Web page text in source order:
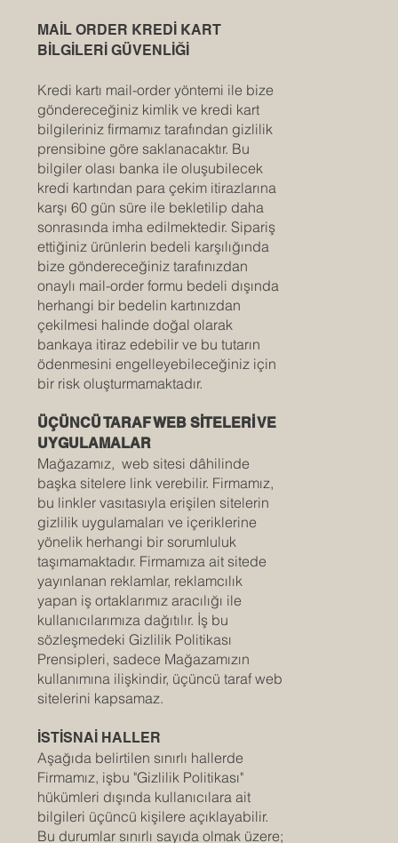
MAİL ORDER KREDİ KART
BİLGİLERİ GÜVENLİĞİ
Kredi kartı mail-order yöntemi ile bize
göndereceğiniz kimlik ve kredi kart
bilgileriniz firmamız tarafından gizlilik
prensibine göre saklanacaktır. Bu
bilgiler olası banka ile oluşubilecek
kredi kartından para çekim itirazlarına
karşı 60 gün süre ile bekletilip daha
sonrasında imha edilmektedir. Sipariş
ettiğiniz ürünlerin bedeli karşılığında
bize göndereceğiniz tarafınızdan
onaylı mail-order formu bedeli dışında
herhangi bir bedelin kartınızdan
çekilmesi halinde doğal olarak
bankaya itiraz edebilir ve bu tutarın
ödenmesini engelleyebileceğiniz için
bir risk oluşturmamaktadır.
ÜÇÜNCÜ TARAF WEB SİTELERİ VE
UYGULAMALAR
Mağazamız, web sitesi dâhilinde
başka sitelere link verebilir. Firmamız,
bu linkler vasıtasıyla erişilen sitelerin
gizlilik uygulamaları ve içeriklerine
yönelik herhangi bir sorumluluk
taşımamaktadır. Firmamıza ait sitede
yayınlanan reklamlar, reklamcılık
yapan iş ortaklarımız aracılığı ile
kullanıcılarımıza dağıtılır. İş bu
sözleşmedeki Gizlilik Politikası
Prensipleri, sadece Mağazamızın
kullanımına ilişkindir, üçüncü taraf web
sitelerini kapsamaz.
İSTİSNAİ HALLER
Aşağıda belirtilen sınırlı hallerde
Firmamız, işbu "Gizlilik Politikası"
hükümleri dışında kullanıcılara ait
bilgileri üçüncü kişilere açıklayabilir.
Bu durumlar sınırlı sayıda olmak üzere;